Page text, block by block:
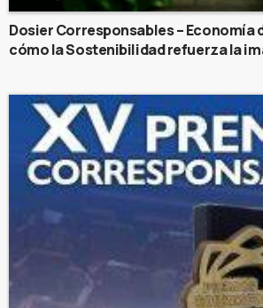
Dosier Corresponsables – Economía
cómo la Sostenibilidad refuerza la